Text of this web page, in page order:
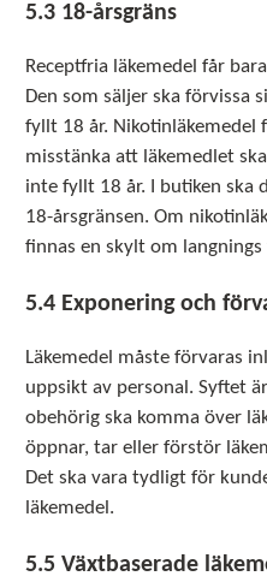
5.3 18-årsgräns
Receptfria läkemedel får
Den som säljer ska förvissa
fyllt 18 år. Nikotinläkemedel
misstänka att läkemedlet
inte fyllt 18 år. I butiken ska
18-årsgränsen. Om
finnas en skylt om
5.4 Exponering och
Läkemedel måste förvaras
uppsikt av personal. Syftet
obehörig ska komma över
öppnar, tar eller förstör
Det ska vara tydligt för
läkemedel.
5.5 Växtbaserade